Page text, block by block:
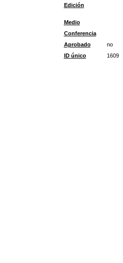
Edición
Medio
Conferencia
Aprobado
no
ID único
1609